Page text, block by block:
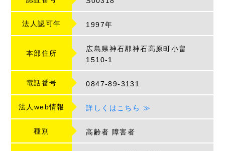
法人認可年 1997年
本部住所
広島県神石郡神石高原町小畠
1510-1
電話番号 0847-89-3131
法人web情報 詳しくはこちら ≫
種別 高齢者 障害者